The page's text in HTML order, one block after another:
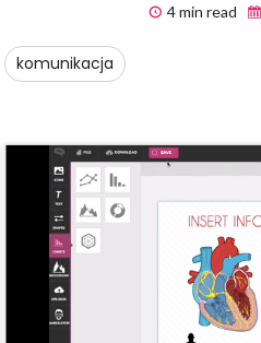
4 min read
komunikacja